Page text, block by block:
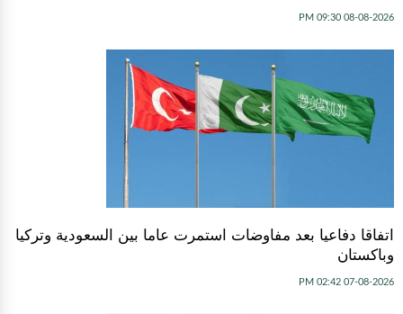
08-08-2026 09:30 PM
اتفاقا دفاعيا بعد مفاوضات استمرت عاما بين السعودية وتركيا
وباكستان
07-08-2026 02:42 PM